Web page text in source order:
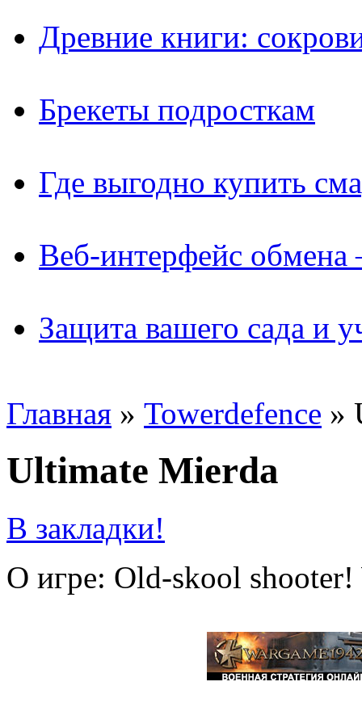
Древние книги:
Брекеты подросткам
Где выгодно купить
Веб-интерфейс
Защита вашего сада и
Главная » Towerdefence »
Ultimate Mierda
В закладки!
О игре: Old-skool